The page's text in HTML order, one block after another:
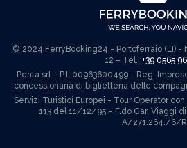
© 2024 FerryBooking24 - Portoferraio (LI) -
12 – Tel.: +39 0565
Penta srl – P.I. 00963600499 - Reg.
concessionaria di biglietteria delle
Servizi Turistici Europei - Tour Operator con
113 del 11/12/95 – F.do Gar. Viaggi
A/271.264./6/R.